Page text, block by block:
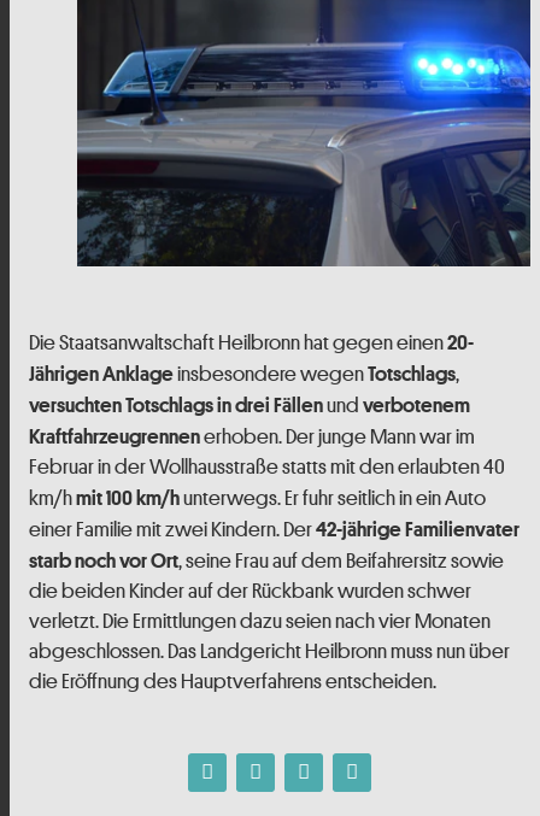
Die Staatsanwaltschaft Heilbronn hat gegen einen20-
Jährigen Anklageinsbesondere wegenTotschlags,
versuchten Totschlags in drei Fällenund verbotenem
Kraftfahrzeugrennenerhoben. Der junge Mann war im
Februar in der Wollhausstraße statts mit den erlaubten 40
km/hmit 100 km/hunterwegs. Er fuhr seitlich in ein Auto
einer Familie mit zwei Kindern. Der42-jährige Familienvater
starb noch vor Ort, seine Frau auf dem Beifahrersitz sowie
die beiden Kinder auf der Rückbank wurden schwer
verletzt. Die Ermittlungen dazu seien nach vier Monaten
abgeschlossen. Das Landgericht Heilbronn muss nun über
die Eröffnung des Hauptverfahrens entscheiden.